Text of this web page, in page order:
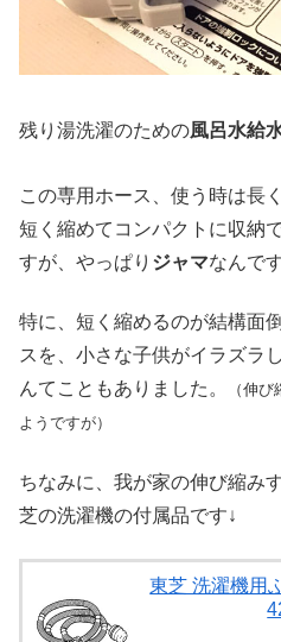
残り湯洗濯のための風呂水給
この専用ホース、使う時は長
短く縮めてコンパクトに収納
すが、やっぱり ジャマなんで
特に、短く縮めるのが結構面
スを、小さな子供がイラズラ
んてこともありました。
（伸
ようですが）
ちなみに、我が家の伸び縮み
芝の洗濯機の付属品です↓
東芝 洗濯機用